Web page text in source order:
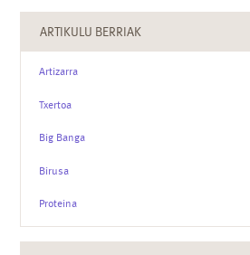
ARTIKULU BERRIAK
Artizarra
Txertoa
Big Banga
Birusa
Proteina